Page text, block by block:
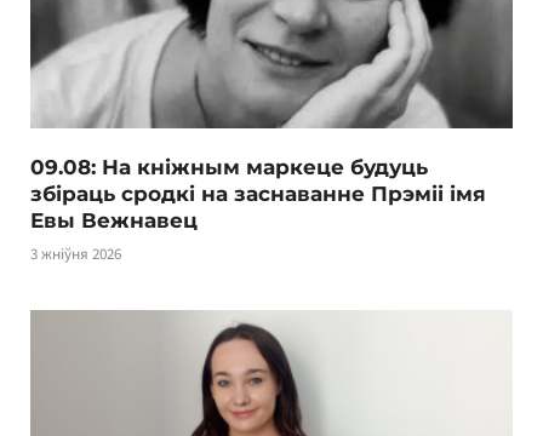
09.08: На кніжным маркеце будуць
збіраць сродкі на заснаванне Прэміі імя
Евы Вежнавец
3 жніўня 2026